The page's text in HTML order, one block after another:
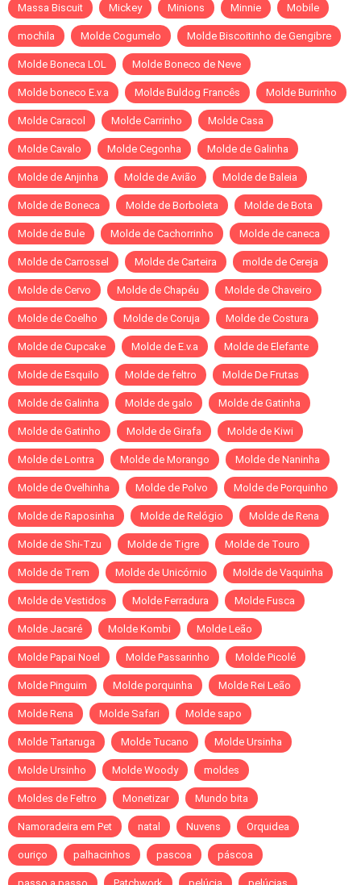
Massa Biscuit Mickey Minions Minnie Mobile
mochila Molde Cogumelo Molde Biscoitinho de Gengibre
Molde Boneca LOL Molde Boneco de Neve
Molde boneco E.v.a Molde Buldog Francês Molde Burrinho
Molde Caracol Molde Carrinho Molde Casa
Molde Cavalo Molde Cegonha Molde de Galinha
Molde de Anjinha Molde de Avião Molde de Baleia
Molde de Boneca Molde de Borboleta Molde de Bota
Molde de Bule Molde de Cachorrinho Molde de caneca
Molde de Carrossel Molde de Carteira molde de Cereja
Molde de Cervo Molde de Chapéu Molde de Chaveiro
Molde de Coelho Molde de Coruja Molde de Costura
Molde de Cupcake Molde de E.v.a Molde de Elefante
Molde de Esquilo Molde de feltro Molde De Frutas
Molde de Galinha Molde de galo Molde de Gatinha
Molde de Gatinho Molde de Girafa Molde de Kiwi
Molde de Lontra Molde de Morango Molde de Naninha
Molde de Ovelhinha Molde de Polvo Molde de Porquinho
Molde de Raposinha Molde de Relógio Molde de Rena
Molde de Shi-Tzu Molde de Tigre Molde de Touro
Molde de Trem Molde de Unicórnio Molde de Vaquinha
Molde de Vestidos Molde Ferradura Molde Fusca
Molde Jacaré Molde Kombi Molde Leão
Molde Papai Noel Molde Passarinho Molde Picolé
Molde Pinguim Molde porquinha Molde Rei Leão
Molde Rena Molde Safari Molde sapo
Molde Tartaruga Molde Tucano Molde Ursinha
Molde Ursinho Molde Woody moldes
Moldes de Feltro Monetizar Mundo bita
Namoradeira em Pet natal Nuvens Orquidea
ouriço palhacinhos pascoa páscoa